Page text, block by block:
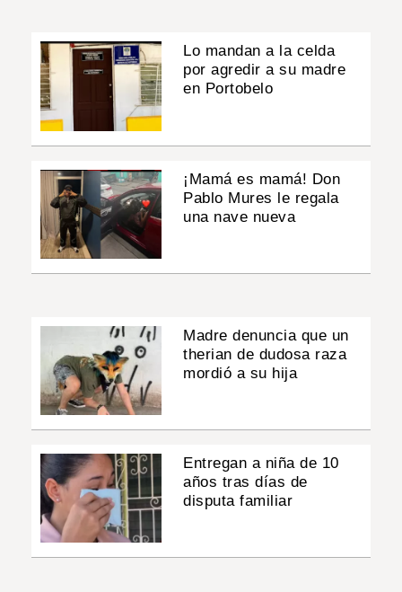
Lo mandan a la celda
por agredir a su madre
en Portobelo
¡Mamá es mamá! Don
Pablo Mures le regala
una nave nueva
Madre denuncia que un
therian de dudosa raza
mordió a su hija
Entregan a niña de 10
años tras días de
disputa familiar